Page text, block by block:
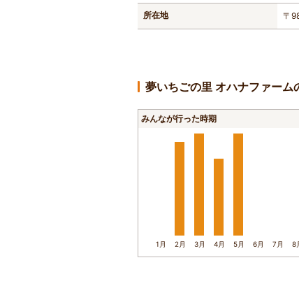
所在地 〒
夢いちごの里 オハナファーム
みんなが行った時期
1月 2月 3月 4月 5月 6月 7月 8